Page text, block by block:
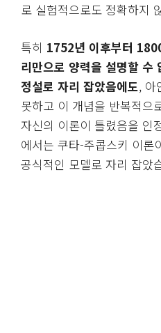
로 실험적으로도 정확하지
특히 1752년 이후부터
리만으로 양력을 설명할 수
정설로 자리 잡았음에도, 아
못하고 이 개념을 반복적으
자신의 이론이 틀렸음을 인
에서는 쿠타-주콥스키 이론
공식적인 모델로 자리 잡았